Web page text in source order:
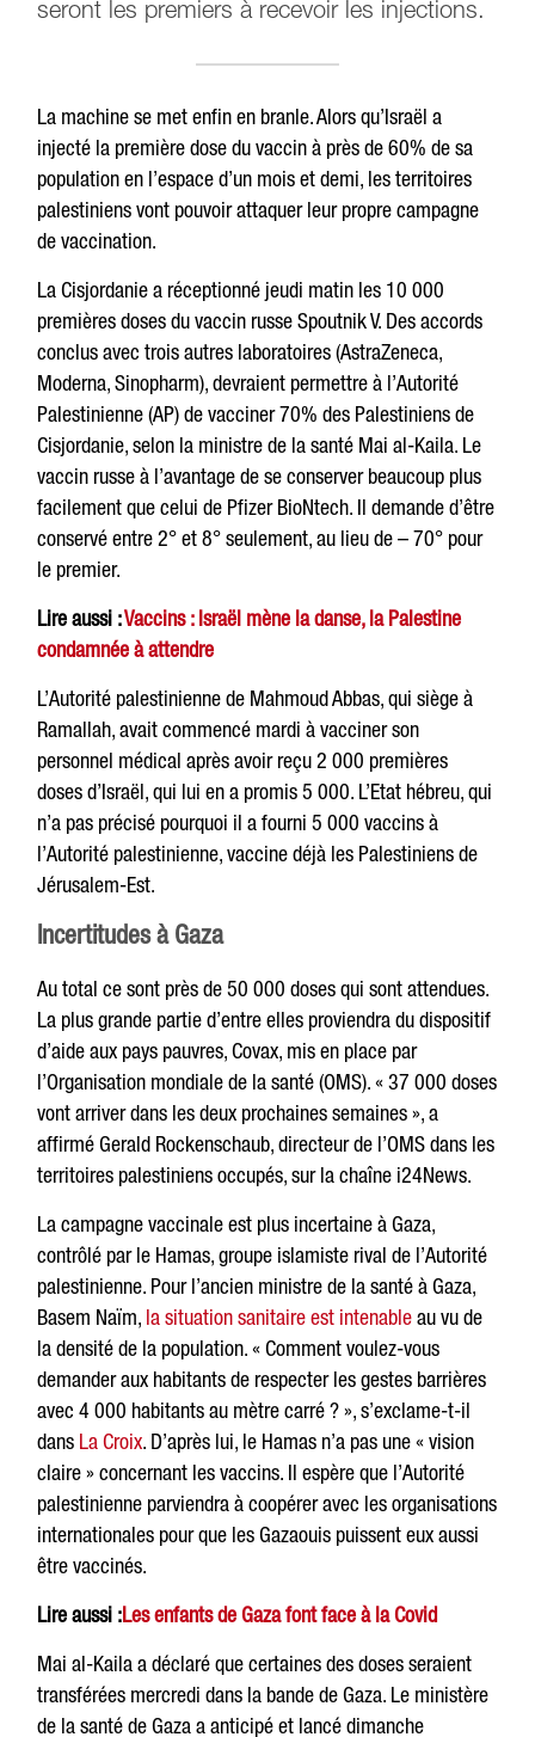
seront les premiers à recevoir les injections.
La machine se met enfin en branle. Alors qu’Israël a
injecté la première dose du vaccin à près de 60% de sa
population en l’espace d’un mois et demi, les territoires
palestiniens vont pouvoir attaquer leur propre campagne
de vaccination.
La Cisjordanie a réceptionné jeudi matin les 10 000
premières doses du vaccin russe Spoutnik V. Des accords
conclus avec trois autres laboratoires (AstraZeneca,
Moderna, Sinopharm), devraient permettre à l’Autorité
Palestinienne (AP) de vacciner 70% des Palestiniens de
Cisjordanie, selon la ministre de la santé Mai al-Kaila. Le
vaccin russe à l’avantage de se conserver beaucoup plus
facilement que celui de Pfizer BioNtech. Il demande d’être
conservé entre 2° et 8° seulement, au lieu de – 70° pour
le premier.
Lire aussi :Vaccins : Israël mène la danse, la Palestine
condamnée à attendre
L’Autorité palestinienne de Mahmoud Abbas, qui siège à
Ramallah, avait commencé mardi à vacciner son
personnel médical après avoir reçu 2 000 premières
doses d’Israël, qui lui en a promis 5 000. L’Etat hébreu, qui
n’a pas précisé pourquoi il a fourni 5 000 vaccins à
l’Autorité palestinienne, vaccine déjà les Palestiniens de
Jérusalem-Est.
Incertitudes à Gaza
Au total ce sont près de 50 000 doses qui sont attendues.
La plus grande partie d’entre elles proviendra du dispositif
d’aide aux pays pauvres, Covax, mis en place par
l’Organisation mondiale de la santé (OMS). «37 000 doses
vont arriver dans les deux prochaines semaines », a
affirmé Gerald Rockenschaub, directeur de l’OMS dans les
territoires palestiniens occupés, sur la chaîne i24News.
La campagne vaccinale est plus incertaine à Gaza,
contrôlé par le Hamas, groupe islamiste rival de l’Autorité
palestinienne. Pour l’ancien ministre de la santé à Gaza,
Basem Naïm, la situation sanitaire est intenableau vu de
la densité de la population. « Comment voulez-vous
demander aux habitants de respecter les gestes barrières
avec 4 000 habitants au mètre carré ? », s’exclame-t-il
dans La Croix. D’après lui, le Hamas n’a pas une « vision
claire » concernant les vaccins. Il espère que l’Autorité
palestinienne parviendra à coopérer avec les organisations
internationales pour que les Gazaouis puissent eux aussi
être vaccinés.
Lire aussi :Les enfants de Gaza font face à la Covid
Mai al-Kaila a déclaré que certaines des doses seraient
transférées mercredi dans la bande de Gaza. Le ministère
de la santé de Gaza a anticipé et lancé dimanche